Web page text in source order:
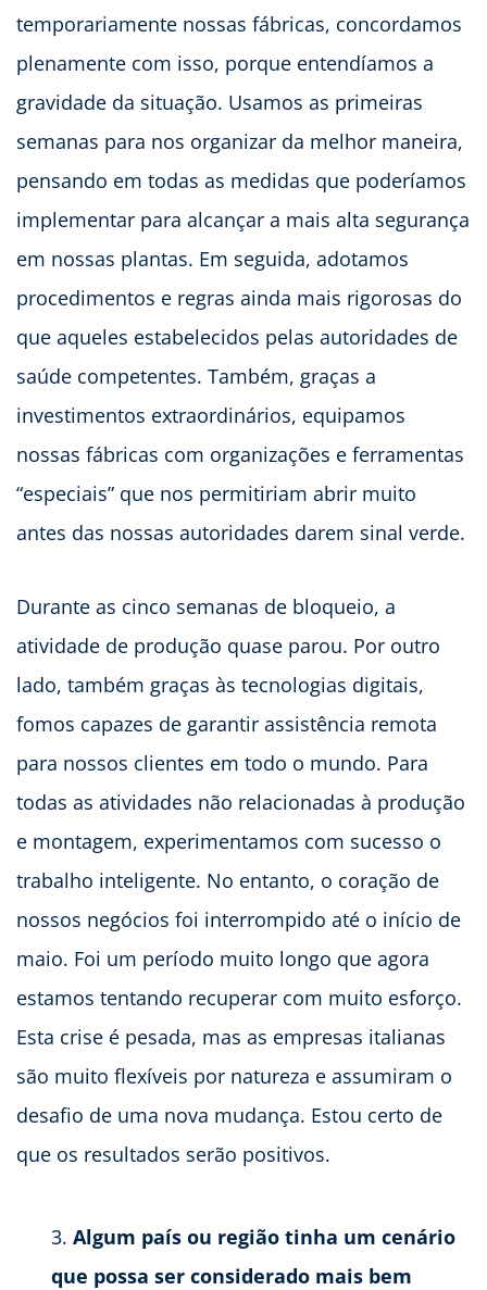
temporariamente nossas fábricas, concordamos
plenamente com isso, porque entendíamos a
gravidade da situação. Usamos as primeiras
semanas para nos organizar da melhor maneira,
pensando em todas as medidas que poderíamos
implementar para alcançar a mais alta segurança
em nossas plantas. Em seguida, adotamos
procedimentos e regras ainda mais rigorosas do
que aqueles estabelecidos pelas autoridades de
saúde competentes. Também, graças a
investimentos extraordinários, equipamos
nossas fábricas com organizações e ferramentas
“especiais” que nos permitiriam abrir muito
antes das nossas autoridades darem sinal verde.
Durante as cinco semanas de bloqueio, a
atividade de produção quase parou. Por outro
lado, também graças às tecnologias digitais,
fomos capazes de garantir assistência remota
para nossos clientes em todo o mundo. Para
todas as atividades não relacionadas à produção
e montagem, experimentamos com sucesso o
trabalho inteligente. No entanto, o coração de
nossos negócios foi interrompido até o início de
maio. Foi um período muito longo que agora
estamos tentando recuperar com muito esforço.
Esta crise é pesada, mas as empresas italianas
são muito flexíveis por natureza e assumiram o
desafio de uma nova mudança. Estou certo de
que os resultados serão positivos.
Algum país ou região tinha um cenário
que possa ser considerado mais bem